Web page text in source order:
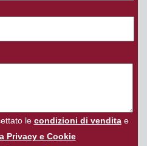
le condizioni di venditae
Privacy e Cookie